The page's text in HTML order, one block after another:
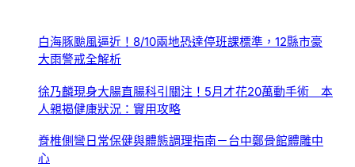
白海豚颱風逼近！8/10兩地恐達停班課標準，12縣市豪
大雨警戒全解析
徐乃麟現身大腸直腸科引關注！5月才花20萬動手術 本
人親揭健康狀況：實用攻略
脊椎側彎日常保健與體態調理指南－台中鄭骨館體雕中
心